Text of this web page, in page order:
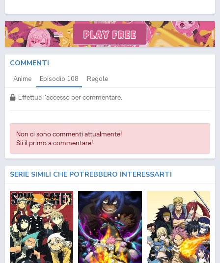
COMMENTI
Anime Episodio 108 Regole
Effettua l'accesso per commentare.
Non ci sono commenti attualmente!
Sii il primo a commentare!
SERIE SIMILI CHE POTREBBERO INTERESSARTI